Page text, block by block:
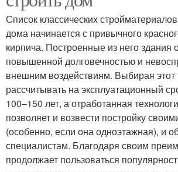
Материал на дом Дом
Дом из сруба
Дом из камня
Список классических
дома начинается с привычного
кирпича. Построенные из него здания
повышенной долговечностью и
внешним воздействиям. Выбирая
рассчитывать на эксплуатационный
100–150 лет, а отработанная
позволяет и возвести постройку
(особенно, если она одноэтажная), и
специалистам. Благодаря своим
продолжает пользоваться